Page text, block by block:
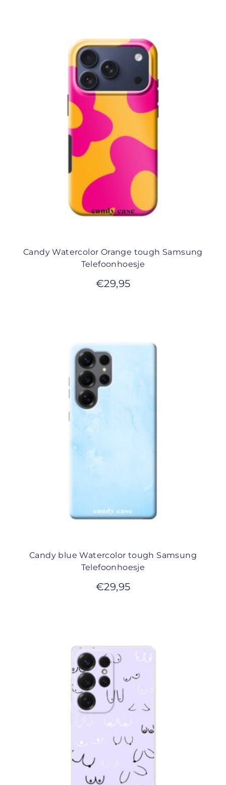
Candy Watercolor Orange tough Samsung
Telefoonhoesje
€29,95
Candy blue Watercolor tough Samsung
Telefoonhoesje
€29,95